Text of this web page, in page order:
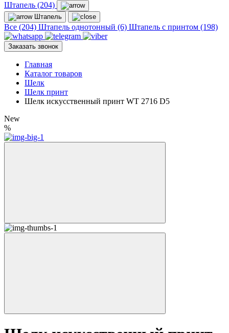
Штапель (204)
Штапель
Все (204) Штапель однотонный (6) Штапель с принтом (198)
Заказать звонок
Главная
Каталог товаров
Шелк
Шелк принт
Шелк искусственный принт WT 2716 D5
New
%